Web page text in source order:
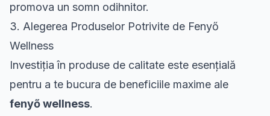
promova un somn odihnitor.
3. Alegerea Produselor Potrivite de Fenyő
Wellness
Investiția în produse de calitate este esențială
pentru a te bucura de beneficiile maxime ale
fenyő wellness.